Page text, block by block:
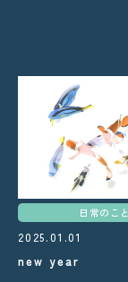
日常のこと
2025.01.01
new year